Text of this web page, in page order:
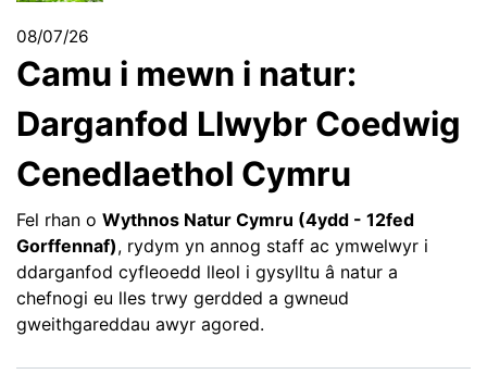
08/07/26
Camu i mewn i natur:
Darganfod Llwybr Coedwig
Cenedlaethol Cymru
Fel rhan o Wythnos Natur Cymru (4ydd - 12fed
Gorffennaf), rydym yn annog staff ac ymwelwyr i
ddarganfod cyfleoedd lleol i gysylltu â natur a
chefnogi eu lles trwy gerdded a gwneud
gweithgareddau awyr agored.